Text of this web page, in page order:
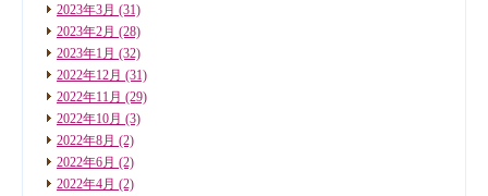
2023年3月 (31)
2023年2月 (28)
2023年1月 (32)
2022年12月 (31)
2022年11月 (29)
2022年10月 (3)
2022年8月 (2)
2022年6月 (2)
2022年4月 (2)